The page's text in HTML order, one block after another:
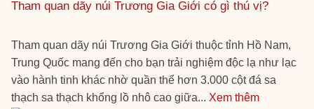
Tham quan dãy núi Trương Gia Giới có gì thú vị?
Tham quan dãy núi Trương Gia Giới thuộc tỉnh Hồ Nam,
Trung Quốc mang đến cho bạn trải nghiệm độc lạ như lạc
vào hành tinh khác nhờ quần thể hơn 3.000 cột đá sa
thạch sa thạch khổng lồ nhô cao giữa... Xem thêm